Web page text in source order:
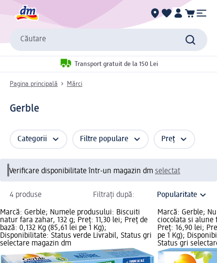
Căutare
Transport gratuit de la 150 Lei
Pagina principală Mărci
Gerble
Categorii Filtre populare Preț
Verificare disponibilitate într-un magazin dm selectat
4 produse Filtrați după:
Marcă: Gerble; Numele produsului: Biscuiti
natur fara zahar, 132 g; Preț: 11,30 lei; Preț de
bază: 0,132 Kg (85,61 lei pe 1 Kg);
Disponibilitate: Status verde Livrabil, Status gri
selectare magazin dm
Marcă: Gerble;
ciocolata si alune
Preț: 16,90 lei;
pe 1 Kg);
Status gri